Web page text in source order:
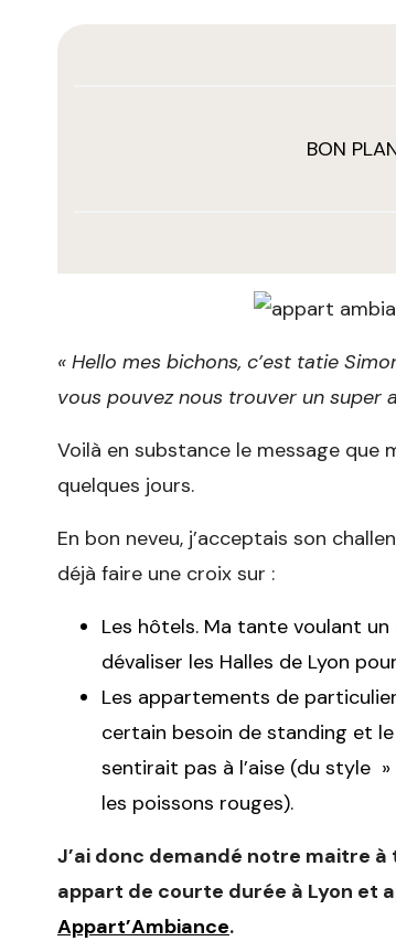
BON
« Hello mes bichons, c’est tatie
vous pouvez nous trouver un super
Voilà en substance le message
quelques jours.
En bon neveu, j’acceptais son
déjà faire une croix sur :
Les hôtels. Ma tante voulant
dévaliser les Halles de Lyon
Les appartements de
certain besoin de standing et
sentirait pas à l’aise (du style
les poissons rouges).
J’ai donc demandé notre maitre
appart de courte durée à Lyon et
Appart’Ambiance.